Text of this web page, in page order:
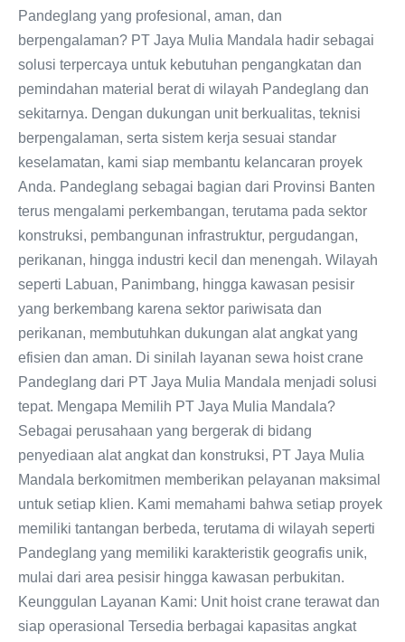
Pandeglang yang profesional, aman, dan
berpengalaman? PT Jaya Mulia Mandala hadir sebagai
solusi terpercaya untuk kebutuhan pengangkatan dan
pemindahan material berat di wilayah Pandeglang dan
sekitarnya. Dengan dukungan unit berkualitas, teknisi
berpengalaman, serta sistem kerja sesuai standar
keselamatan, kami siap membantu kelancaran proyek
Anda. Pandeglang sebagai bagian dari Provinsi Banten
terus mengalami perkembangan, terutama pada sektor
konstruksi, pembangunan infrastruktur, pergudangan,
perikanan, hingga industri kecil dan menengah. Wilayah
seperti Labuan, Panimbang, hingga kawasan pesisir
yang berkembang karena sektor pariwisata dan
perikanan, membutuhkan dukungan alat angkat yang
efisien dan aman. Di sinilah layanan sewa hoist crane
Pandeglang dari PT Jaya Mulia Mandala menjadi solusi
tepat. Mengapa Memilih PT Jaya Mulia Mandala?
Sebagai perusahaan yang bergerak di bidang
penyediaan alat angkat dan konstruksi, PT Jaya Mulia
Mandala berkomitmen memberikan pelayanan maksimal
untuk setiap klien. Kami memahami bahwa setiap proyek
memiliki tantangan berbeda, terutama di wilayah seperti
Pandeglang yang memiliki karakteristik geografis unik,
mulai dari area pesisir hingga kawasan perbukitan.
Keunggulan Layanan Kami: Unit hoist crane terawat dan
siap operasional Tersedia berbagai kapasitas angkat